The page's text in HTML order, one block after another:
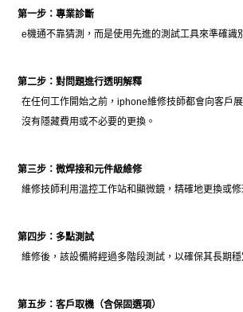
第一步：專業診斷
e機通不靠猜測，而是使用先進的測試工具來準確識
第二步：對問題進行透明解釋
在任何工作開始之前，iphone維修技師都會向客戶
沒有隱藏費用或不必要的更換。
第三步：微焊接和元件級維修
維修技師利用溫控工作站和顯微鏡，精確地更換或修
第四步：多點測試
維修後，該設備將經過多階段測試，以確保其長期穩
第五步：客戶取機（含保固選項）